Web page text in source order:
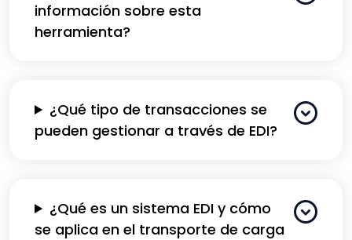
información sobre esta
herramienta?
¿Qué tipo de transacciones se
pueden gestionar a través de EDI?
¿Qué es un sistema EDI y cómo
se aplica en el transporte de carga